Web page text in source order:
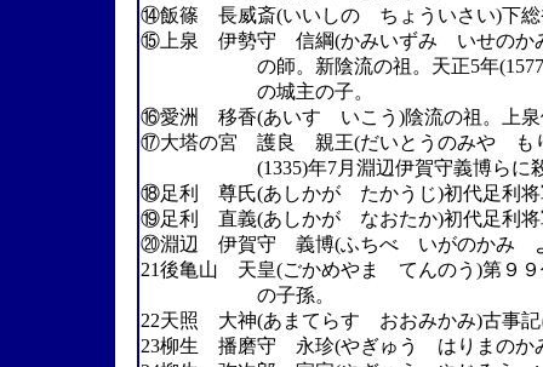
⑭飯篠 長威斎(いいしの ちょういさい)下総
⑮上泉 伊勢守 信綱(かみいずみ いせのか
の師。新陰流の祖。天正5年(1577)柳
の城主の子。
⑯愛洲 移香(あいす いこう)陰流の祖。上泉
⑰大塔の宮 護良 親王(だいとうのみや も
(1335)年7月淵辺伊賀守義博らに殺さ
⑱足利 尊氏(あしかが たかうじ)初代足利将
⑲足利 直義(あしかが なおたか)初代足利将
⑳淵辺 伊賀守 義博(ふちべ いがのかみ よ
21後亀山 天皇(ごかめやま てんのう)第９９
の子孫。
22天照 大神(あまてらす おおみかみ)古事記
23柳生 播磨守 永珍(やぎゅう はりまのか